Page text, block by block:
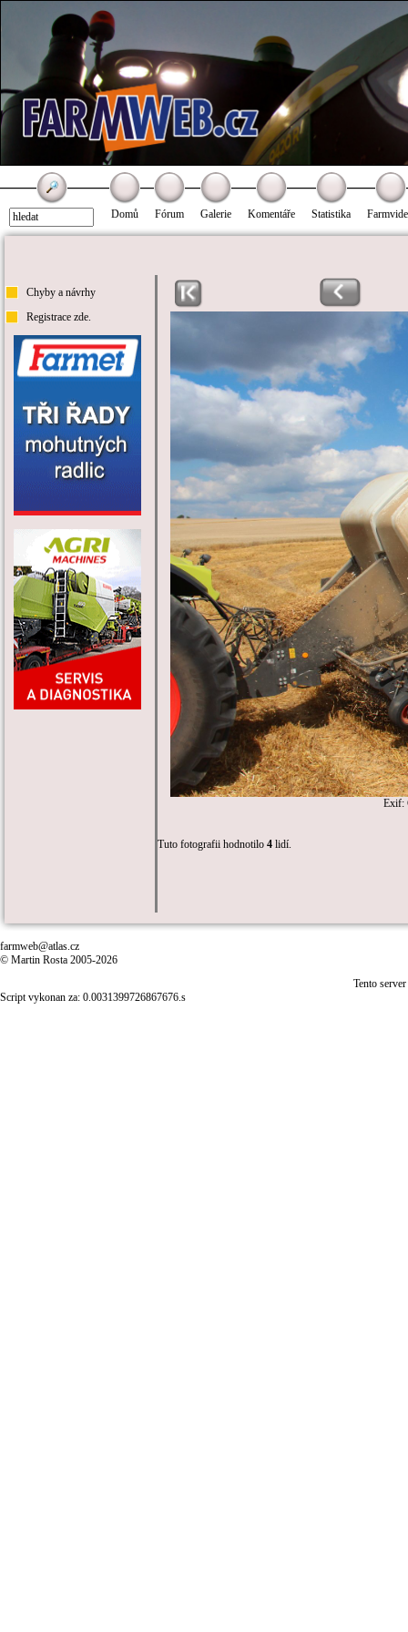
Domů Fórum Galerie Komentáře Statistika
Chyby a návrhy
Registrace zde.
Exif:
Tuto fotografii hodnotilo 4 lidí.
farmweb@atlas.cz
© Martin Rosta 2005-2026
Tento
Script vykonan za: 0.0031399726867676.s